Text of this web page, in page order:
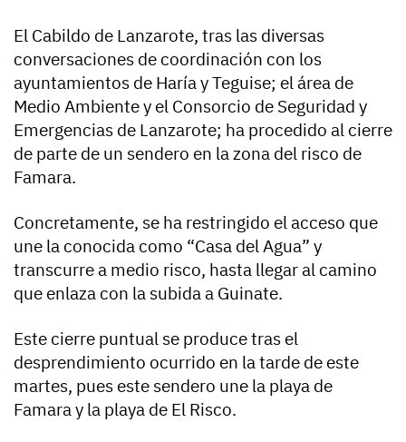
El Cabildo de Lanzarote, tras las diversas
conversaciones de coordinación con los
ayuntamientos de Haría y Teguise; el área de
Medio Ambiente y el Consorcio de Seguridad y
Emergencias de Lanzarote; ha procedido al cierre
de parte de un sendero en la zona del risco de
Famara.
Concretamente, se ha restringido el acceso que
une la conocida como “Casa del Agua” y
transcurre a medio risco, hasta llegar al camino
que enlaza con la subida a Guinate.
Este cierre puntual se produce tras el
desprendimiento ocurrido en la tarde de este
martes, pues este sendero une la playa de
Famara y la playa de El Risco.